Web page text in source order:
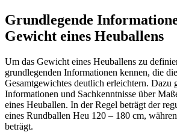
Grundlegende
Gewicht eines Heuballens
Um das Gewicht eines Heuballens zu
grundlegenden Informationen kennen, die
Gesamtgewichtes deutlich erleichtern. Dazu
Informationen und Sachkenntnisse über
eines Heuballen. In der Regel beträgt der
eines Rundballen Heu 120 – 180 cm,
beträgt.